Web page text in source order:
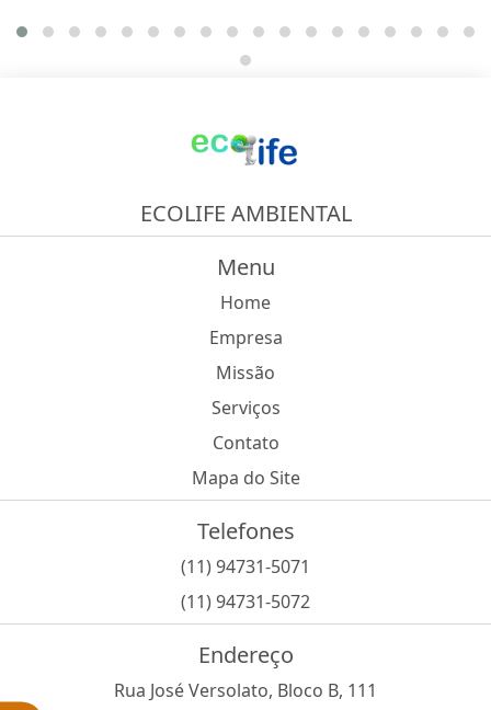
ECOLIFE AMBIENTAL
Menu
Home
Empresa
Missão
Serviços
Contato
Mapa do Site
Telefones
(11) 94731-5071
(11) 94731-5072
Endereço
Rua José Versolato, Bloco B, 111